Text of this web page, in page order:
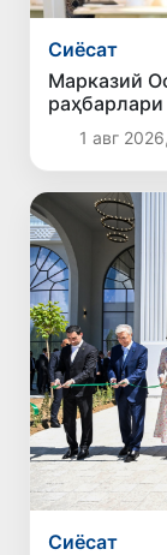
Сиёсат
Марказий
1 авг
Сиёсат